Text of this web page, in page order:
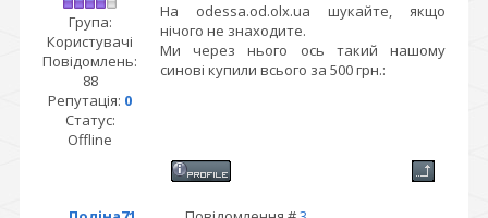
Група:
Користувачі
Повідомлень:
88
Репутація: 0
Статус:
Offline
На odessa.od.olx.ua шукайте, якщо
нічого не знаходите.
Ми через нього ось такий нашому
синові купили всього за 500 грн.: